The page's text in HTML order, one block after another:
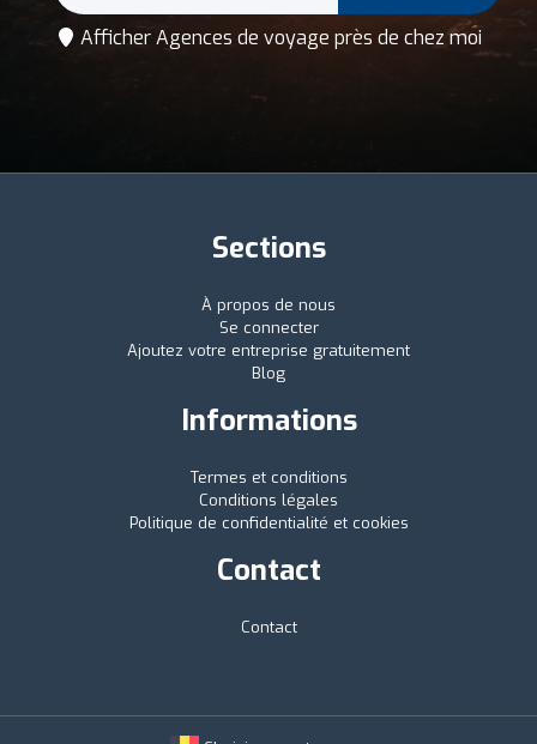
Afficher Agences de voyage près de chez moi
Sections
À propos de nous
Se connecter
Ajoutez votre entreprise gratuitement
Blog
Informations
Termes et conditions
Conditions légales
Politique de confidentialité et cookies
Contact
Contact